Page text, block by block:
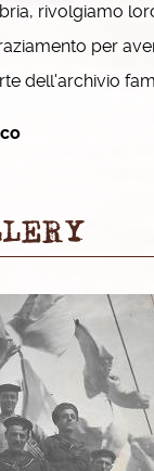
rivolgiamo
per
dell'archivio